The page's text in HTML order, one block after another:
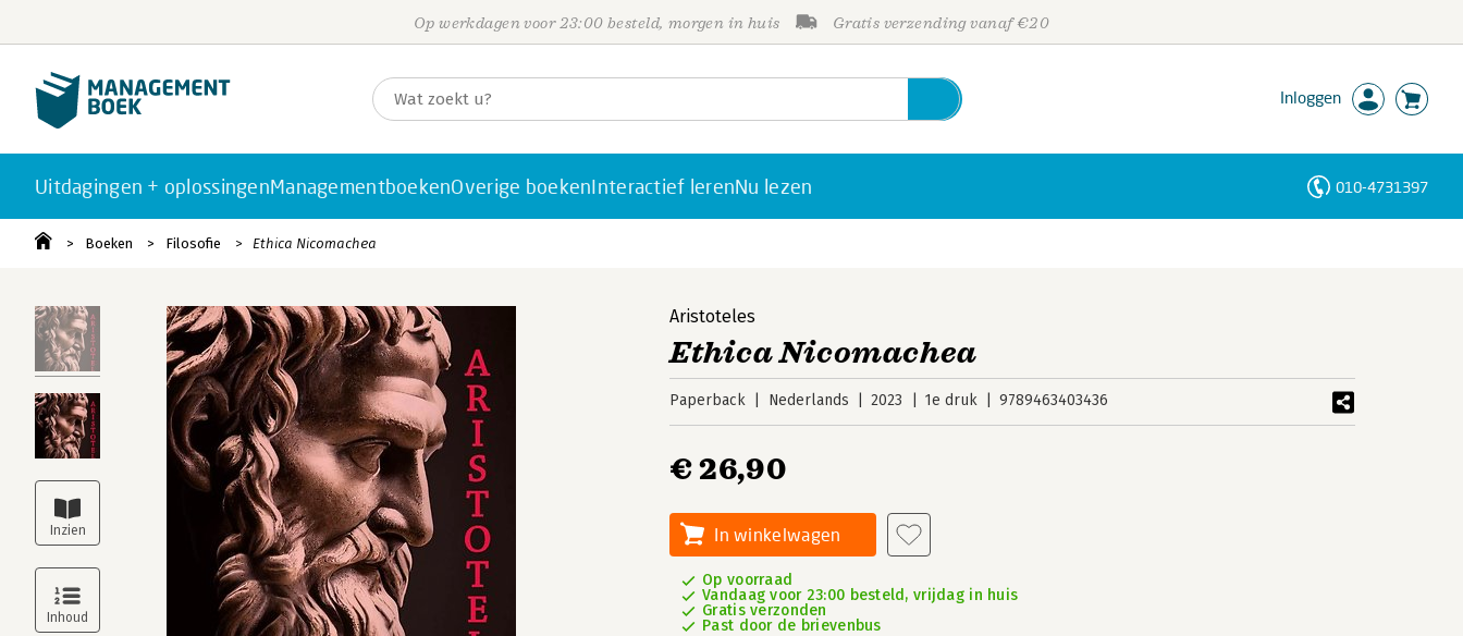
Op werkdagen voor 23:00 besteld, morgen in huis Gratis verzending vanaf €20
Inloggen
Uitdagingen + oplossingenManagementboekenOverige boekenInteractief lerenNu lezen 010-4731397
Boeken Filosofie Ethica Nicomachea
Aristoteles
Ethica Nicomachea
Paperback Nederlands 2023 1e druk 9789463403436
€ 26,90
In winkelwagen
Op voorraad
Vandaag voor 23:00 besteld, vrijdag in huis
Gratis verzonden
Past door de brievenbus
Personen